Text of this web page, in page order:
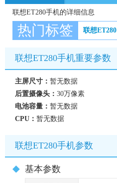
联想ET280手机的详细信息
热门标签 联想ET280
联想ET280手机重要参数
主屏尺寸： 暂无数据
后置摄像头： 30万像素
电池容量： 暂无数据
CPU： 暂无数据
联想ET280手机参数
基本参数